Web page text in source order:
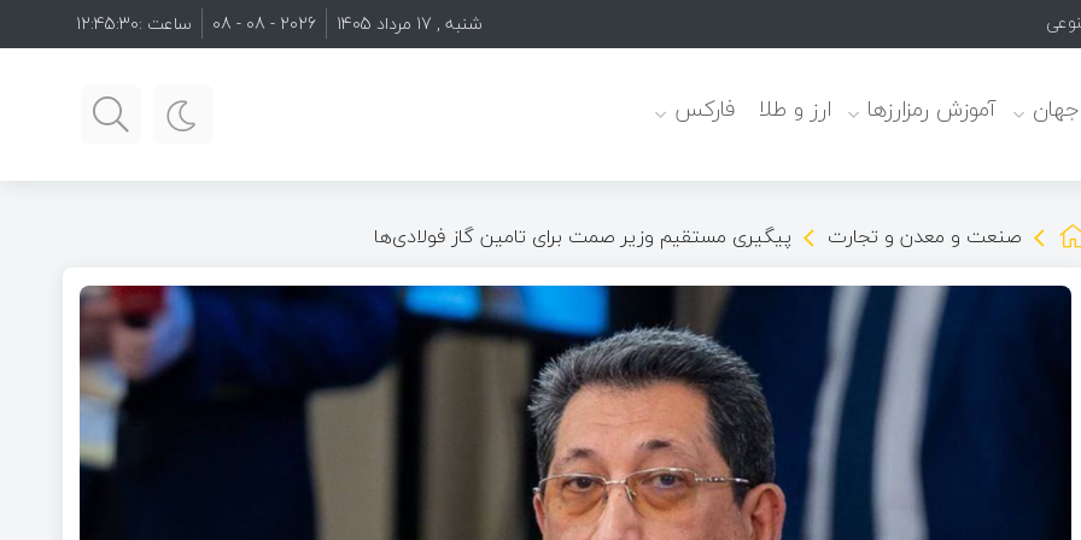
شنبه , 17 مرداد 1405 2026 - 08 - 08 ساعت :12:45:32
جهان آموزش رمزارزها ارز و طلا فارکس
صنعت و معدن و تجارت پیگیری مستقیم وزیر صمت برای تامین گاز فولادی‌ها